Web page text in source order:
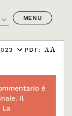
MENU
PDF: A A
è
Il